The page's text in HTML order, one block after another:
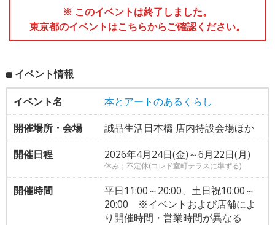
※ このイベントは終了しました。
東京都のイベントはこちらからご確認ください。
イベント情報
イベント名
本とアートのあるくらし
開催場所・会場
誠品生活日本橋 店内特設会場ほか
開催日程
2026年4月24日(金)～6月22日(月)
休み；不定休(コレド室町テラスに準ずる)
開催時間
平日11:00～20:00、土日祝10:00～
20:00 ※イベントおよび店舗によ
り開催時間・営業時間が異なる